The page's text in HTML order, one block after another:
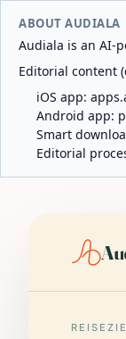
ABOUT AUDIALA
Audiala is an AI-
Editorial content
iOS app:
Android app:
Smart
Editorial